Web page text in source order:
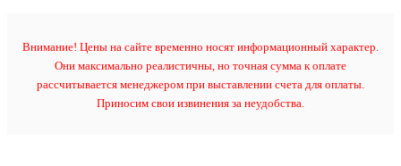
Внимание! Цены на сайте временно носят информационный характер.
Они максимально реалистичны, но точная сумма к оплате
рассчитывается менеджером при выставлении счета для оплаты.
Приносим свои извинения за неудобства.